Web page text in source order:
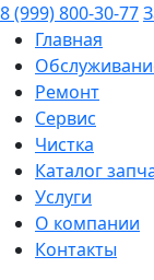
8 (999) 800-30-77
Главная
Ремонт
Сервис
Чистка
Каталог
Услуги
О компании
Контакты